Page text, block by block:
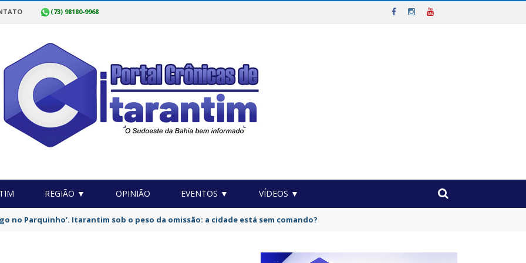
(73) 98180-9968
REGIÃO ▼ OPINIÃO EVENTOS ▼ VÍDEOS ▼
Polícia Civil da Bahia com 750 vagas começam nesta sexta-feira